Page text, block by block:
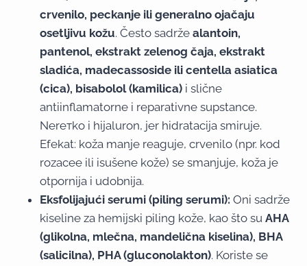
crvenilo, peckanje ili generalno ojačaju
osetljivu kožu. Često sadrže alantoin,
pantenol, ekstrakt zelenog čaja, ekstrakt
sladića, madecassoside ili centella asiatica
(cica), bisabolol (kamilica) i slične
antiinflamatorne i reparativne supstance.
Nerетko i hijaluron, jer hidratacija smiruje.
Efekat: koža manje reaguje, crvenilo (npr. kod
rozacee ili isušene kože) se smanjuje, koža je
otpornija i udobnija.
Eksfolijajući serumi (piling serumi): Oni sadrže
kiseline za hemijski piling kože, kao što su AHA
(glikolna, mlečna, mandelična kiselina), BHA
(salicilna), PHA (gluconolakton). Koriste se